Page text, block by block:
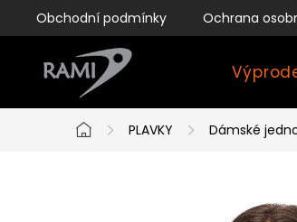
na
Obchodní podmínky Ochrana
Domů
PLAVKY Dámské